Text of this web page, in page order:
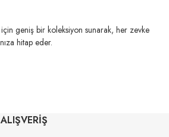
MU 54YS 5AK30B 80
için geniş bir koleksiyon sunarak, her zevke
hitap eder.
ALIŞVERİŞ